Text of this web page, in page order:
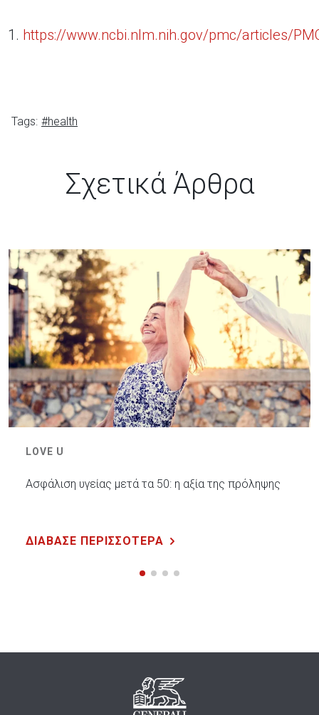
https://www.ncbi.nlm.nih.gov/pmc/articles/
Tags: #health
Σχετικά Άρθρα
LOVE U
Ασφάλιση υγείας μετά τα 50: η αξία της πρόληψης
ΔΙΑΒΑΣΕ ΠΕΡΙΣΣΟΤΕΡΑ